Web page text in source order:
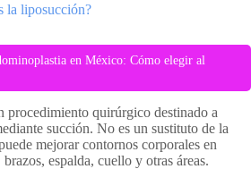
la liposucción?
en México: Cómo elegir al
procedimiento quirúrgico destinado a
succión. No es un sustituto de la
mejorar contornos corporales en
espalda, cuello y otras áreas.